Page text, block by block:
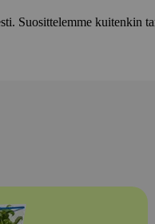
Suosittelemme kuitenkin